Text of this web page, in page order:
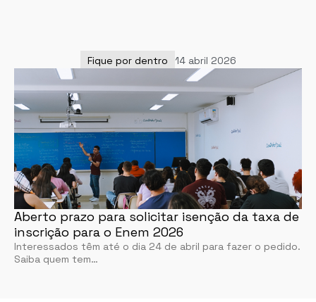
Fique por dentro 14 abril 2026
Aberto prazo para solicitar isenção da taxa de
inscrição para o Enem 2026
Interessados têm até o dia 24 de abril para fazer o pedido.
Saiba quem tem…